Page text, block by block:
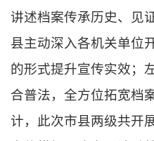
讲述档案传承历史、见
县主动深入各机关单位
的形式提升宣传实效；
合普法，全方位拓宽档
计，此次市县两级共开